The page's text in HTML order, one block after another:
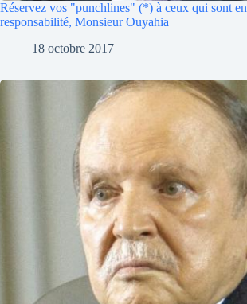
Réservez vos "punchlines" (*) à ceux qui sont en
responsabilité, Monsieur Ouyahia
18 octobre 2017